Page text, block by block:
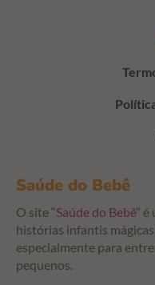
Saúde do Bebê
O site “Saúde do Bebê” é
histórias infantis
especialmente para
pequenos.